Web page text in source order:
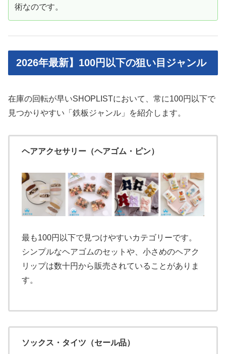
術なのです。
2026年最新】100円以下の狙い目ジャンル
在庫の回転が早いSHOPLISTにおいて、常に100円以下で
見つかりやすい「鉄板ジャンル」を紹介します。
ヘアアクセサリー（ヘアゴム・ピン）
最も100円以下で見つけやすいカテゴリーです。
シンプルなヘアゴムのセットや、小さめのヘアク
リップは数十円から販売されていることがありま
す。
ソックス・タイツ（セール品）